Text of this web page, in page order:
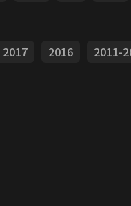
2017 2016 2011-